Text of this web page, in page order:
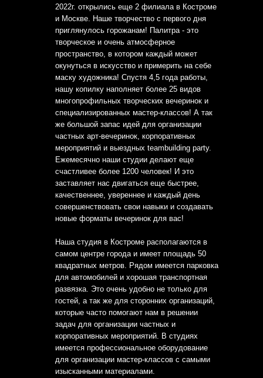
2022г. открылись еще 2 филиала в Костроме
и Москве. Наше творчество с первого дня
приглянулось горожанам! Палитра - это
творческое и очень атмосферное
пространство, в котором каждый может
окунуться в искусство и примерить на себе
маску художника! Спустя 4,5 года работы,
нашу копилку наполняет более 25 видов
многопрофильных творческих вечеринок и
специализированных мастер-классов! А так
же большой запас идей для организации
частных арт-вечеринок, корпоративных
мероприятий и выездных teambuilding party.
Ежемесячно наши студии делают еще
счастливее более 1200 человек! И это
заставляет нас двигаться еще быстрее,
качественнее, увереннее и каждый день
совершенствовать свои навыки и создавать
новые форматы вечеринок для вас!
Наша студия в Костроме располагаются в
самом центре города и имеет площадь 50
квадратных метров. Рядом имеется парковка
для автомобилей и хорошая транспортная
развязка. Это очень удобно не только для
гостей, а так же для сторонних организаций,
которые часто помогают нам в решении
задач для организации частных и
корпоративных мероприятий. В студиях
имеется профессиональное оборудование
для организации мастер-классов с самыми
изысканными материалами.